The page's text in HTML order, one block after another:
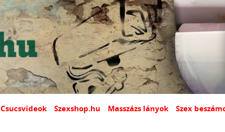
Csucsvideok Szexshop.hu Masszázs lányok Szex